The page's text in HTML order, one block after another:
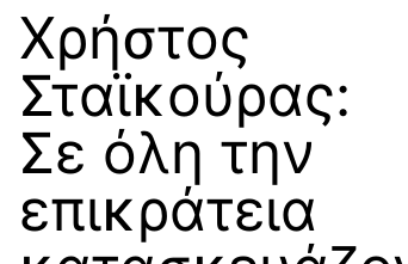
Χρήστος
Σταϊκούρας:
Σε όλη την
επικράτεια